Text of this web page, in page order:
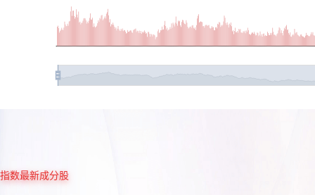
指数最新成分股